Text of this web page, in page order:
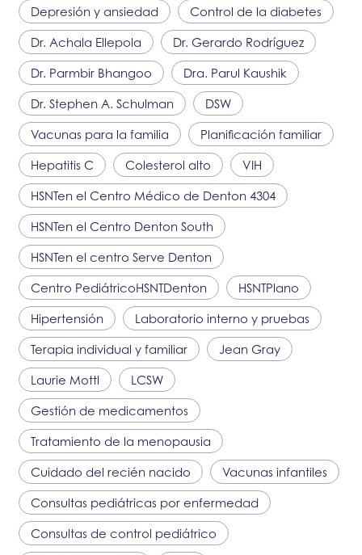
Depresión y ansiedad Control de la diabetes
Dr. Achala Ellepola Dr. Gerardo Rodríguez
Dr. Parmbir Bhangoo Dra. Parul Kaushik
Dr. Stephen A. Schulman DSW
Vacunas para la familia Planificación familiar
Hepatitis C Colesterol alto VIH
HSNTen el Centro Médico de Denton 4304
HSNTen el Centro Denton South
HSNTen el centro Serve Denton
Centro PediátricoHSNTDenton HSNTPlano
Hipertensión Laboratorio interno y pruebas
Terapia individual y familiar Jean Gray
Laurie Mottl LCSW
Gestión de medicamentos
Tratamiento de la menopausia
Cuidado del recién nacido Vacunas infantiles
Consultas pediátricas por enfermedad
Consultas de control pediátrico